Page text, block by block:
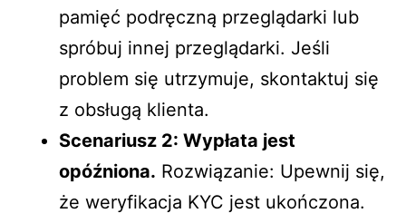
pamięć podręczną przeglądarki lub
spróbuj innej przeglądarki. Jeśli
problem się utrzymuje, skontaktuj się
z obsługą klienta.
Scenariusz 2: Wypłata jest
opóźniona. Rozwiązanie: Upewnij się,
że weryfikacja KYC jest ukończona.